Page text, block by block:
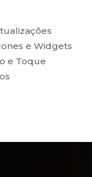
e Widgets
e Toque